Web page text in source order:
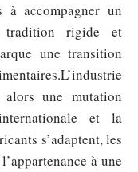
à accompagner un
rigide et
une transition
une mutation
et la
s’adaptent, les
à une